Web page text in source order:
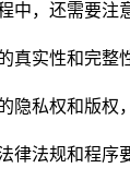
中，还需要注
真实性和完整
隐私权和版权
律法规和程序